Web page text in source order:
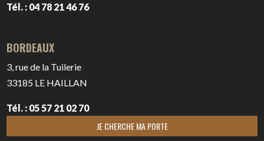
Tél. : 04 78 21 46 76
BORDEAUX
3, rue de la Tuilerie
33185 LE HAILLAN
Tél. : 05 57 21 02 70
JE CHERCHE MA PORTE